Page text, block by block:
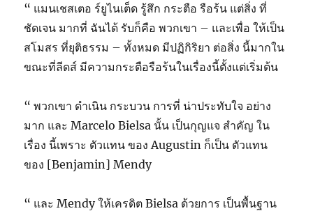
“ แมนเชสเตอ ร์ยูไนเต็ด รู้สึก กระตือ รือร้น แต่สิ่ง ที่
ชัดเจน มากที่ ฉันได้ รับก็คือ พวกเขา – และเพื่อ ให้เป็น
สโมสร ที่ยุติธรรม – ทั้งหมด มีปฏิกิริยา ต่อสิ่ง นี้มากใน
ขณะที่ลีดส์ มีความกระตือรือร้นในเรื่องนี้ตั้งแต่เริ่มต้น
“ พวกเขา ดำเนิน กระบวน การที่ น่าประทับใจ อย่าง
มาก และ Marcelo Bielsa นั้น เป็นกุญแจ สำคัญ ใน
เรื่อง นี้เพราะ ตัวแทน ของ Augustin ก็เป็น ตัวแทน
ของ [Benjamin] Mendy
“ และ Mendy ให้เครดิต Bielsa ด้วยการ เป็นพื้นฐาน